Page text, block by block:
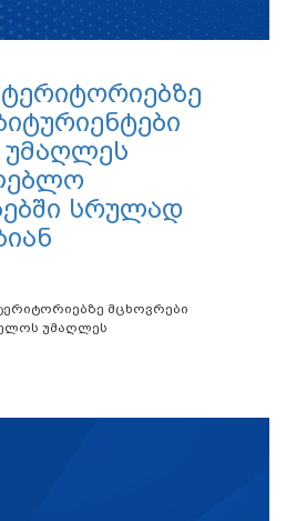
სრულად
მცხოვრები
უმაღლეს